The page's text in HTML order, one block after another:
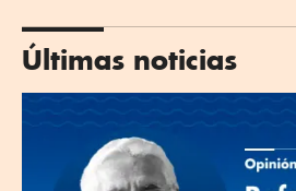
Últimas noticias